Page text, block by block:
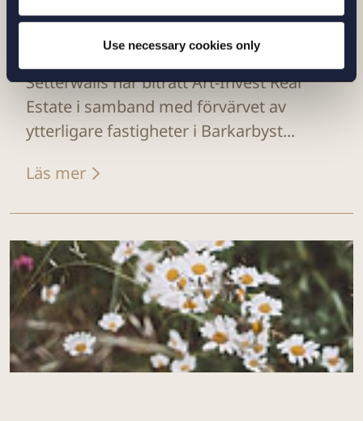
Use necessary cookies only
9 JULI 2026
Setterwalls har biträtt Art-Invest Real
Estate i samband med förvärvet av
ytterligare fastigheter i Barkarbyst...
Läs mer